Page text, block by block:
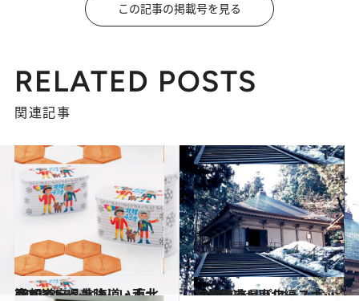
この記事の掲載号を見る
RELATED POSTS
関連記事
2013.11.15
47都道府県美味しい手土産リスト ～北海道・東北篇2013～
グルメ 2013.8.7
47都道府県パワースポット北海道・東北編
旅＆お出かけ